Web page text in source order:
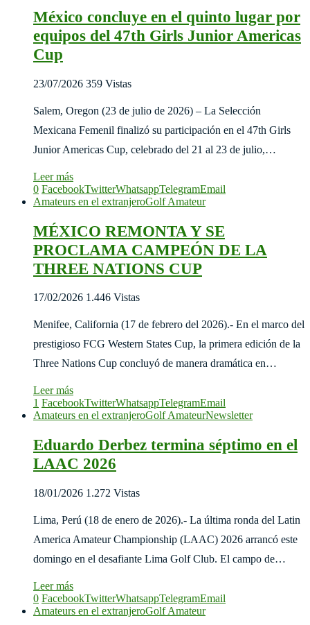
México concluye en el quinto lugar por
equipos del 47th Girls Junior Americas
Cup
23/07/2026 359 Vistas
Salem, Oregon (23 de julio de 2026) – La Selección
Mexicana Femenil finalizó su participación en el 47th Girls
Junior Americas Cup, celebrado del 21 al 23 de julio,…
Leer más
0 FacebookTwitterWhatsappTelegramEmail
Amateurs en el extranjeroGolf Amateur
MÉXICO REMONTA Y SE
PROCLAMA CAMPEÓN DE LA
THREE NATIONS CUP
17/02/2026 1.446 Vistas
Menifee, California (17 de febrero del 2026).- En el marco del
prestigioso FCG Western States Cup, la primera edición de la
Three Nations Cup concluyó de manera dramática en…
Leer más
1 FacebookTwitterWhatsappTelegramEmail
Amateurs en el extranjeroGolf AmateurNewsletter
Eduardo Derbez termina séptimo en el
LAAC 2026
18/01/2026 1.272 Vistas
Lima, Perú (18 de enero de 2026).- La última ronda del Latin
America Amateur Championship (LAAC) 2026 arrancó este
domingo en el desafiante Lima Golf Club. El campo de…
Leer más
0 FacebookTwitterWhatsappTelegramEmail
Amateurs en el extranjeroGolf Amateur